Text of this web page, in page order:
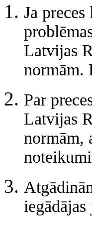
Ja
Latvijas
normām.
Par
Latvijas
normām,
iegādājas